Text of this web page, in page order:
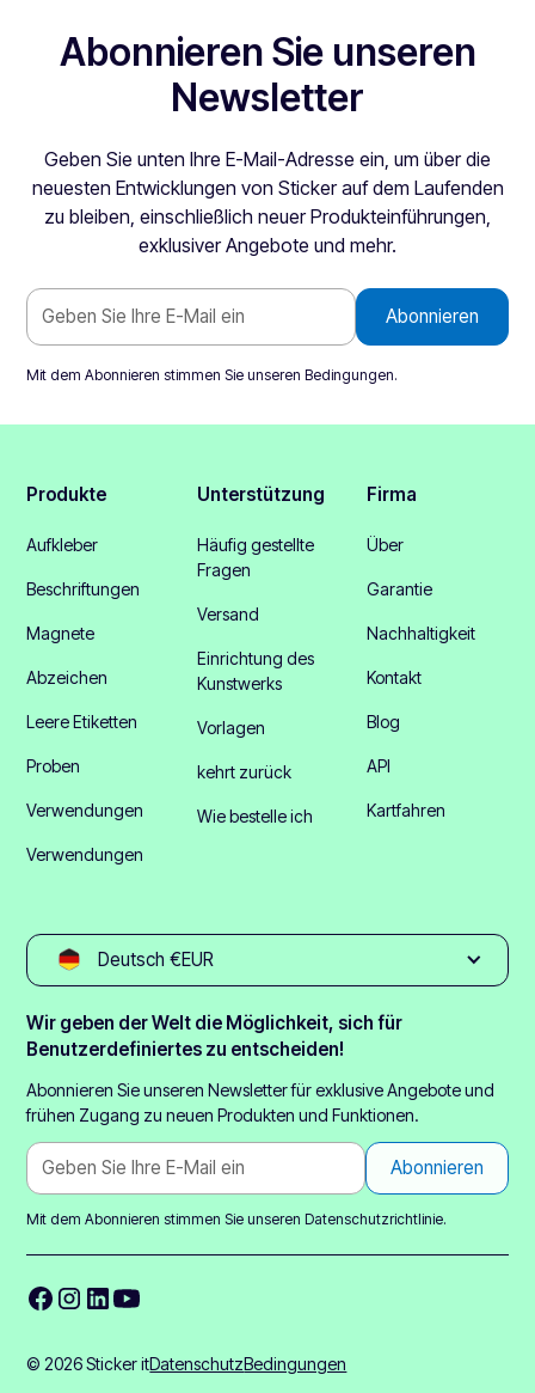
Abonnieren Sie unseren
Newsletter
Geben Sie unten Ihre E-Mail-Adresse ein, um über die
neuesten Entwicklungen von Sticker auf dem Laufenden
zu bleiben, einschließlich neuer Produkteinführungen,
exklusiver Angebote und mehr.
Mit dem Abonnieren stimmen Sie unserenBedingungen.
Produkte
Aufkleber
Beschriftungen
Magnete
Abzeichen
Leere Etiketten
Proben
Verwendungen
Verwendungen
Unterstützung
Häufig gestellte
Fragen
Versand
Einrichtung des
Kunstwerks
Vorlagen
kehrt zurück
Wie bestelle ich
Firma
Über
Garantie
Nachhaltigkeit
Kontakt
Blog
API
Kartfahren
Deutsch €EUR
Wir geben der Welt die Möglichkeit, sich für
Benutzerdefiniertes zu entscheiden!
Abonnieren Sie unseren Newsletter für exklusive Angebote und
frühen Zugang zu neuen Produkten und Funktionen.
Mit dem Abonnieren stimmen Sie unserenDatenschutzrichtlinie.
© 2026 Sticker itDatenschutzBedingungen